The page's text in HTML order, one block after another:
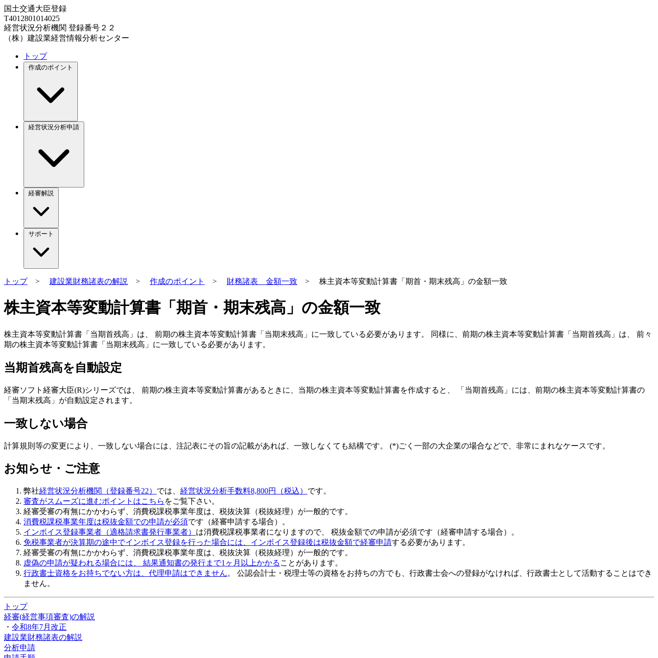
国土交通大臣登録
T4012801014025
経営状況分析機関 登録番号２２
（株）建設業経営情報分析センター
トップ
作成のポイント
経営状況分析申請
経審解説
サポート
トップ> 建設業財務諸表の解説 > 作成のポイント > 財務諸表 金額一致 > 株主資本等変動計算書「期首・期末残高」の金額一致
株主資本等変動計算書「期首・期末残高」の金額一致
株主資本等変動計算書「 当期首残高 」は、 前期の株主資本等変動計算書「 当期末残高 」に一致している必要があります。 同様に、前期の株主資本等変動計算書「 当期首残高 」は、 前々
期の株主資本等変動計算書「 当期末残高 」に一致している必要があります。
当期首残高を自動設定
経審ソフト経審大臣(R)シリーズでは、 前期の株主資本等変動計算書があるときに、当期の株主資本等変動計算書を作成すると、 「当期首残高」には、前期の株主資本等変動計算書の
「当期末残高」が自動設定されます。
一致しない場合
計算規則等の変更により、一致しない場合には、注記表にその旨の記載があれば、一致しなくても結構です。 (*)ごく一部の大企業の場合などで、非常にまれなケースです。
お知らせ・ご注意
弊社経営状況分析機関（登録番号22） では、 経営状況分析手数料8,800円（税込） です。
審査がスムーズに進むポイントはこちら をご覧下さい。
経審受審の有無にかかわらず、消費税課税事業年度は、税抜決算（税抜経理）が一般的です。
消費税課税事業年度は税抜金額での申請が必須です（経審申請する場合）。
インボイス登録事業者（適格請求書発行事業者） は消費税課税事業者になりますので、 税抜金額での申請が必須です（経審申請する場合）。
免税事業者が決算期の途中でインボイス登録を行った場合には、インボイス登録後は税抜金額で経審申請する必要があります。
経審受審の有無にかかわらず、 消費税課税事業年度は、税抜決算（税抜経理）が一般的です。
虚偽の申請が疑われる場合には、 結果通知書の発行まで1ヶ月以上かかる ことがあります。
行政書士資格をお持ちでない方は、代理申請はできません。 公認会計士・税理士等の資格をお持ちの方でも、行政書士会への登録がなければ、行政書士として活動することはでき
ません。
トップ
経審(経営事項審査)の解説
・ 令和8年7月改正
建設業財務諸表の解説
分析申請